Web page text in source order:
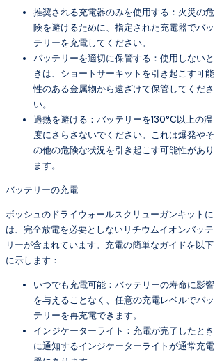
推奨される充電器のみを使用する：火災の危
険を避けるために、指定された充電器でバッ
テリーを充電してください。
バッテリーを適切に保管する：使用しないと
きは、ショートサーキットを引き起こす可能
性のある金属物から遠ざけて保管してくださ
い。
過熱を避ける：バッテリーを130°C以上の温
度にさらさないでください。これは爆発やそ
の他の危険な状況を引き起こす可能性があり
ます。
バッテリーの充電
ボッシュのドライウォールスクリューガンキットに
は、完全放電を必要としないリチウムイオンバッテ
リーが含まれています。充電の簡単なガイドを以下
に示します：
いつでも充電可能：バッテリーの寿命に影響
を与えることなく、任意の充電レベルでバッ
テリーを再充電できます。
インジケーターライト：充電が完了したとき
に通知するインジケーターライトが通常充電